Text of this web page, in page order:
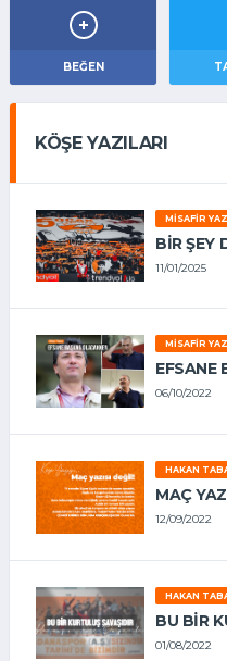
BEĞEN
KÖŞE YAZILARI
MISAFIR
BIR ŞEY
11/01/2025
MISAFIR
EFSANE
06/10/2022
HAKAN
MAÇ
12/09/2022
HAKAN
BU BİR
01/08/2022